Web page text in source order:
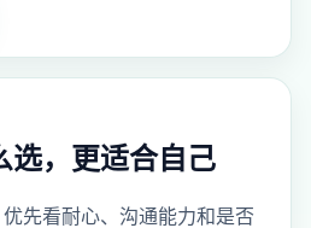
选，更适合自己
先看耐心、沟通能力和是否